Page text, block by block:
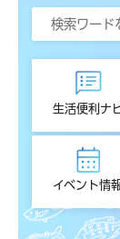
生活便利ナ
イベント情